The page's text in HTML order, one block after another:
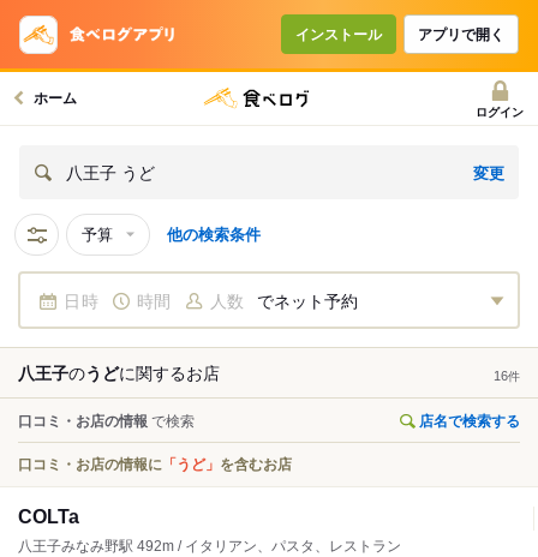
インストール アプリで開く
ホーム
ログイン
八王子 うど 変更
予算 他の検索条件
日時 時間 人数 でネット予約
八王子のうどに関するお店 16件
口コミ・お店の情報 で検索 店名で検索する
口コミ・お店の情報に 「うど」 を含むお店
COLTa
八王子みなみ野駅 492m / イタリアン、パスタ、レストラン